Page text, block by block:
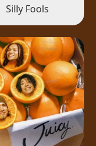
Silly Fools